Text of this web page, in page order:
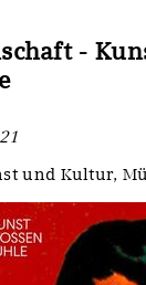
-
und Kultur,